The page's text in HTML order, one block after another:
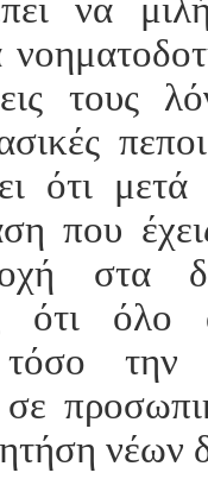
τους
ότι
που
στα
ότι όλο
την